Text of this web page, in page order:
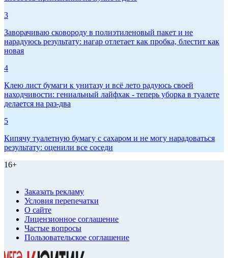
3
Заворачиваю сковороду в полиэтиленовый пакет и не
нарадуюсь результату: нагар отлетает как пробка, блестит как
новая
4
Клею лист бумаги к унитазу и всё лето радуюсь своей
находчивости: гениальный лайфхак - теперь уборка в туалете
делается на раз-два
5
Кипячу туалетную бумагу с сахаром и не могу нарадоваться
результату: оценили все соседи
16+
Заказать рекламу
Условия перепечатки
О сайте
Лицензионное соглашение
Частые вопросы
Пользовательское соглашение